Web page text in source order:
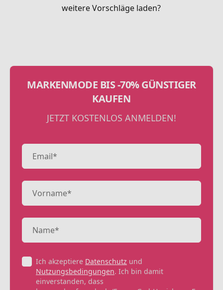
weitere Vorschläge laden?
MARKENMODE BIS -70% GÜNSTIGER
KAUFEN
JETZT KOSTENLOS ANMELDEN!
Ich akzeptiere Datenschutz und
Nutzungsbedingungen. Ich bin damit
einverstanden, dass